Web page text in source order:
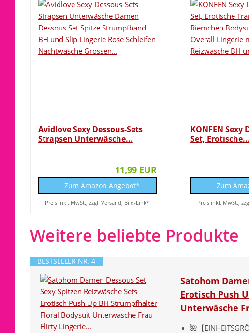
Avidlove Sexy Dessous-Sets
Strapsen Unterwäsche...
11,99 EUR
Zum Amazon Angebot*
Preis inkl. MwSt., zzgl. Versand; Bild-Link*
KONFEN Sexy
Set, Erotische...
Zum
Preis inkl. MwSt.,
Weitere beliebte Produkte
BESTSELLER NR. 4
Satohom
Erotisch Push
Unterwäsche
🌺【